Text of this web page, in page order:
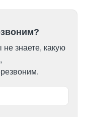
знаете, какую